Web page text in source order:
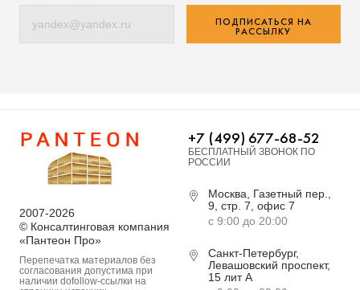
ПОДПИСАТЬСЯ НА
РАССЫЛКУ
2007-2026
© Консалтинговая компания
«Пантеон Про»
Перепечатка материалов без
согласования допустима при
наличии dofollow-ссылки на
+7 (499) 677-68-52
БЕСПЛАТНЫЙ ЗВОНОК ПО
РОССИИ
Москва, Газетный пер.,
9, стр. 7, офис 7
с 9:00 до 20:00
Санкт-Петербург,
Левашовский проспект,
15 лит А